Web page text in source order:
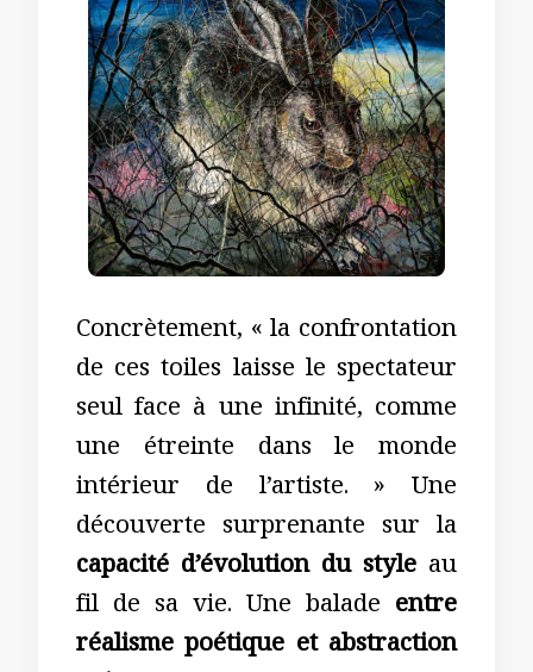
Concrètement, « la confrontation
de ces toiles laisse le spectateur
seul face à une infinité, comme
une étreinte dans le monde
intérieur de l’artiste. » Une
découverte surprenante sur la
capacité d’évolution du style au
fil de sa vie. Une balade entre
réalisme poétique et abstraction